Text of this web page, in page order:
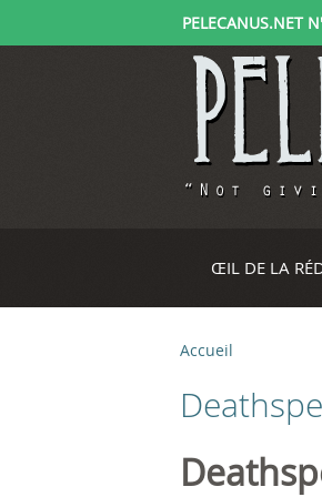
PELECANUS.NET
ŒIL DE LA
V
o
u
Accueil